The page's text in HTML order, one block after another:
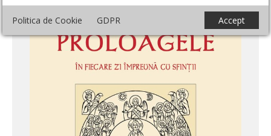
Politica de Cookie GDPR Accept